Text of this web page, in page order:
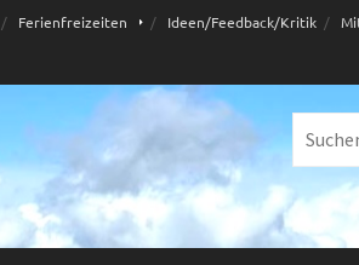
Ferienfreizeiten Ideen/Feedback/Kritik
nach: